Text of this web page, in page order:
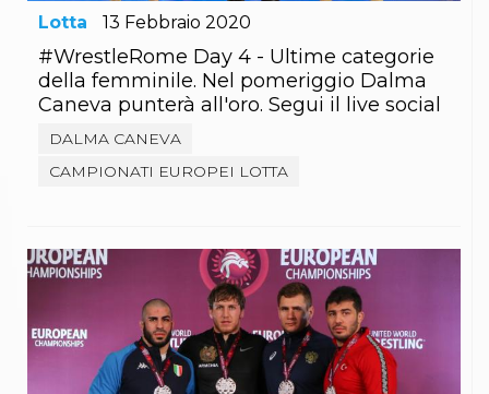
Lotta 13 Febbraio 2020
#WrestleRome Day 4 - Ultime categorie
della femminile. Nel pomeriggio Dalma
Caneva punterà all'oro. Segui il live social
DALMA CANEVA
CAMPIONATI EUROPEI LOTTA